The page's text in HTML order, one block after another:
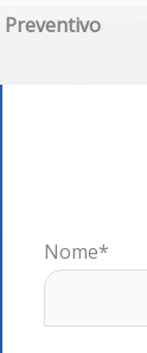
Preventivo
Nome*